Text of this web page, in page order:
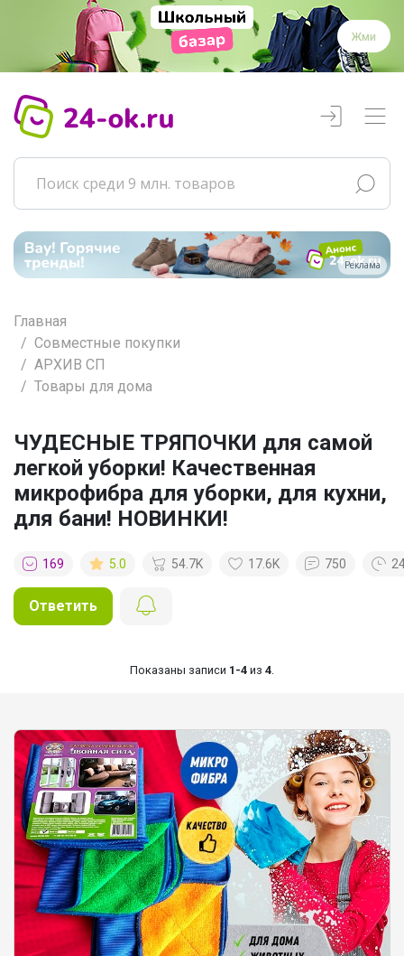
Жми
Реклама
Главная
Совместные покупки
АРХИВ СП
Товары для дома
ЧУДЕСНЫЕ ТРЯПОЧКИ для самой
легкой уборки! Качественная
микрофибра для уборки, для кухни,
для бани! НОВИНКИ!
169 5.0 54.7K 17.6K 750
Ответить
Показаны записи 1-4 из 4